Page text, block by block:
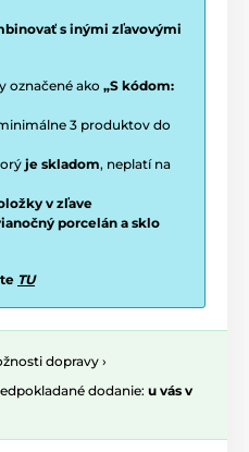
s inými zľavovými
označené ako „S kódom:
3 produktov do
je skladom, neplatí na
v zľave
porcelán a sklo
TU
dopravy ›
dodanie: u vás v